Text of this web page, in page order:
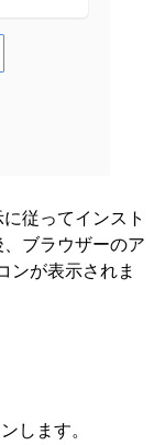
従ってインスト
ブラウザーのア
ンが表示されま
します。